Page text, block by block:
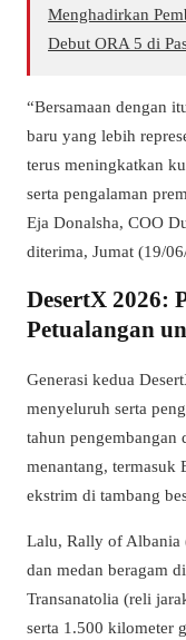
Menghadirkan
Debut ORA 5 di
“Bersamaan dengan
baru yang lebih
terus meningkatkan
serta pengalaman
Eja Donalsha, COO
diterima, Jumat (19/
DesertX 2026:
Petualangan
Generasi kedua
menyeluruh serta
tahun pengembangan
menantang, termasuk
ekstrim di tambang
Lalu, Rally of Albania
dan medan beragam
Transanatolia (reli
serta 1.500 kilometer